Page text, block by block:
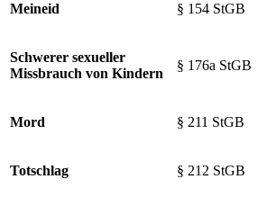
Meineid § 154 StGB
Schwerer sexueller
Missbrauch von Kindern
§ 176a StGB
Mord § 211 StGB
Totschlag § 212 StGB